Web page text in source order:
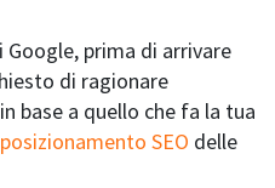
prima di arrivare
di ragionare
base a quello che fa la tua
posizionamento SEO delle